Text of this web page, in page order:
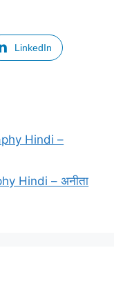
LinkedIn
Hindi –
Hindi – अनीता